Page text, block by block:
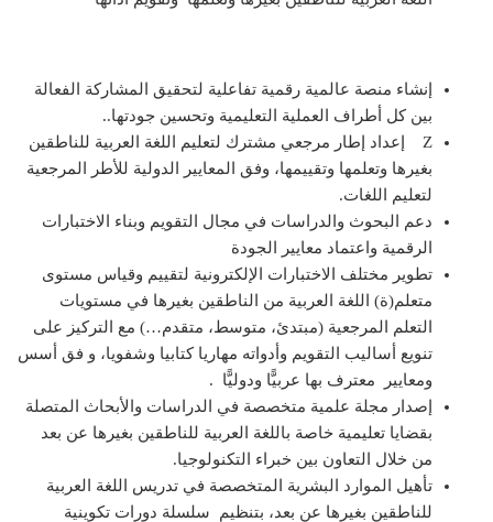
إنشاء منصة عالمية رقمية تفاعلية لتحقيق المشاركة الفعالة
بين كل أطراف العملية التعليمية وتحسين جودتها..
Z إعداد إطار مرجعي مشترك لتعليم اللغة العربية للناطقين
بغيرها وتعلمها وتقييمها، وفق المعايير الدولية للأطر المرجعية
لتعليم اللغات.
دعم البحوث والدراسات في مجال التقويم وبناء الاختبارات
الرقمية واعتماد معايير الجودة
تطوير مختلف الاختبارات الإلكترونية لتقييم وقياس مستوى
متعلم(ة) اللغة العربية من الناطقين بغيرها في مستويات
التعلم المرجعية (مبتدئ، متوسط، متقدم…) مع التركيز على
تنويع أساليب التقويم وأدواته مهاريا كتابيا وشفويا، و فق أسس
ومعايير معترف بها عربيًّا ودوليًّا .
إصدار مجلة علمية متخصصة في الدراسات والأبحاث المتصلة
بقضايا تعليمية خاصة باللغة العربية للناطقين بغيرها عن بعد
من خلال التعاون بين خبراء التكنولوجيا.
تأهيل الموارد البشرية المتخصصة في تدريس اللغة العربية
للناطقين بغيرها عن بعد، بتنظيم سلسلة دورات تكوينية